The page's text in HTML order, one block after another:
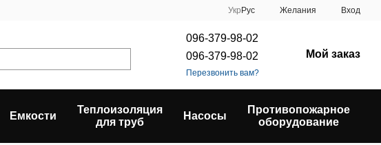
Укр Рус Желания Вход
096-379-98-02
096-379-98-02
Перезвонить вам?
Мой заказ
Емкости
Теплоизоляция
для труб
Насосы
Противопожарное
оборудование